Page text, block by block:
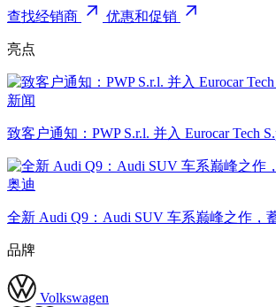
查找经销商 优惠和促销
亮点
新闻
致客户通知：PWP S.r.l. 并入 Eurocar Tech
奥迪
全新 Audi Q9：Audi SUV 车系巅峰之作，
品牌
Volkswagen